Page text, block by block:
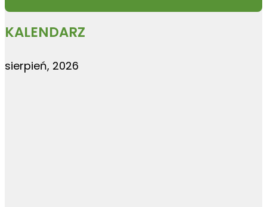
KALENDARZ
sierpień, 2026